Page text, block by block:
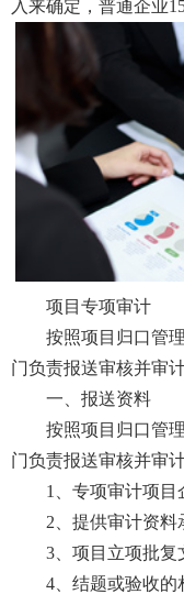
入来确定，普通企业
项目专项审计
按照项目归口管理
门负责报送审核并审计
一、报送资料
按照项目归口管理
门负责报送审核并审计
1、专项审计项目
2、提供审计资料
3、项目立项批复文
4、结题或验收的